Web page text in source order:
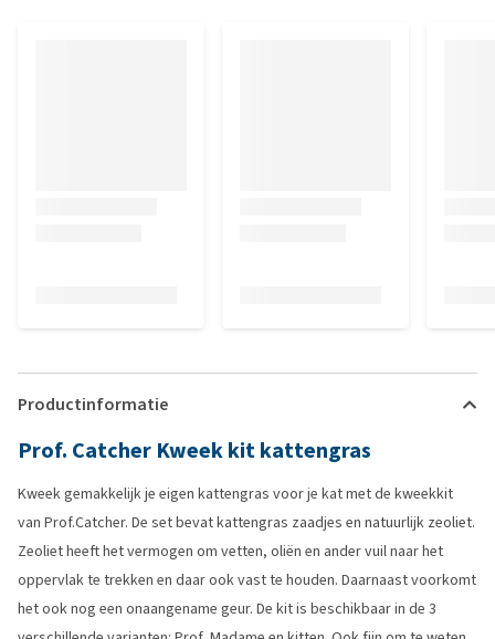
Productinformatie
Prof. Catcher Kweek kit kattengras
Kweek gemakkelijk je eigen kattengras voor je kat met de kweekkit
van Prof.Catcher. De set bevat kattengras zaadjes en natuurlijk zeoliet.
Zeoliet heeft het vermogen om vetten, oliën en ander vuil naar het
oppervlak te trekken en daar ook vast te houden. Daarnaast voorkomt
het ook nog een onaangename geur. De kit is beschikbaar in de 3